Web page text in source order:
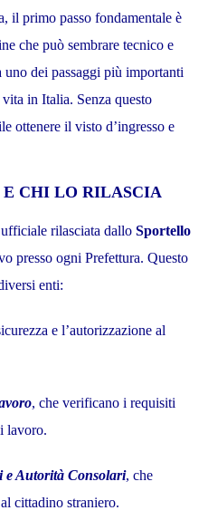
il primo passo fondamentale è
che può sembrare tecnico e
uno dei passaggi più importanti
in Italia. Senza questo
ottenere il visto d’ingresso e
E CHI LO RILASCIA
rilasciata dallo Sportello
presso ogni Prefettura. Questo
enti:
e l’autorizzazione al
, che verificano i requisiti
lavoro.
e Autorità Consolari, che
cittadino straniero.